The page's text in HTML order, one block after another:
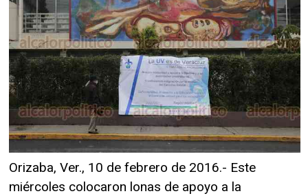
Orizaba, Ver., 10 de febrero de 2016.- Este
miércoles colocaron lonas de apoyo a la